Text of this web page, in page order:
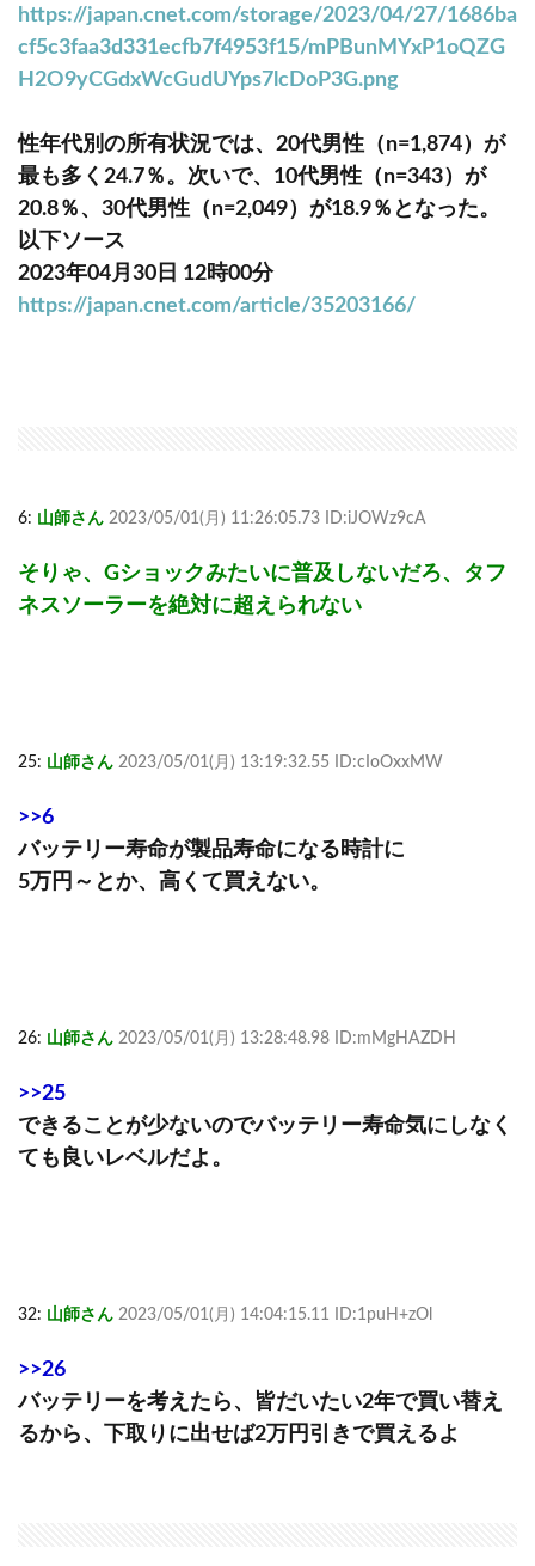
https://japan.cnet.com/storage/2023/04/27/1686ba
cf5c3faa3d331ecfb7f4953f15/mPBunMYxP1oQZG
H2O9yCGdxWcGudUYps7lcDoP3G.png
性年代別の所有状況では、20代男性（n=1,874）が
最も多く24.7％。次いで、10代男性（n=343）が
20.8％、30代男性（n=2,049）が18.9％となった。
以下ソース
2023年04月30日 12時00分
https://japan.cnet.com/article/35203166/
6: 山師さん 2023/05/01(月) 11:26:05.73 ID:iJOWz9cA
そりゃ、Gショックみたいに普及しないだろ、タフ
ネスソーラーを絶対に超えられない
25: 山師さん 2023/05/01(月) 13:19:32.55 ID:cIoOxxMW
>>6
バッテリー寿命が製品寿命になる時計に
5万円～とか、高くて買えない。
26: 山師さん 2023/05/01(月) 13:28:48.98 ID:mMgHAZDH
>>25
できることが少ないのでバッテリー寿命気にしなく
ても良いレベルだよ。
32: 山師さん 2023/05/01(月) 14:04:15.11 ID:1puH+zOl
>>26
バッテリーを考えたら、皆だいたい2年で買い替え
るから、下取りに出せば2万円引きで買えるよ